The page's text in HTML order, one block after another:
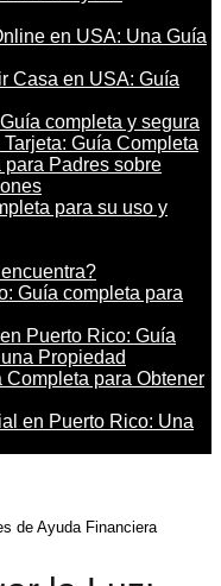
en USA: Una Guía
Casa en USA: Guía
completa y segura
Guía Completa
para Padres sobre
para su uso y
Guía completa para
Puerto Rico: Guía
Propiedad
Completa para Obtener
en Puerto Rico: Una
de Ayuda Financiera